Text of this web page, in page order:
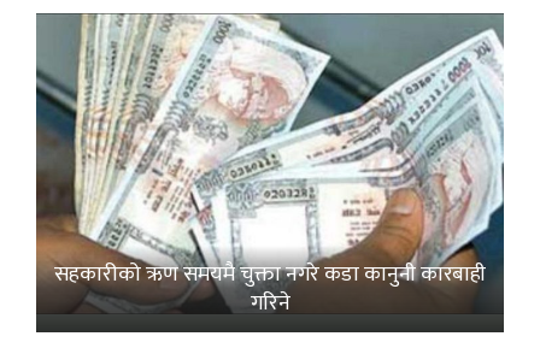
सहकारीको ऋण समयमै चुक्ता नगरे कडा कानुनी कारबाही
गरिने